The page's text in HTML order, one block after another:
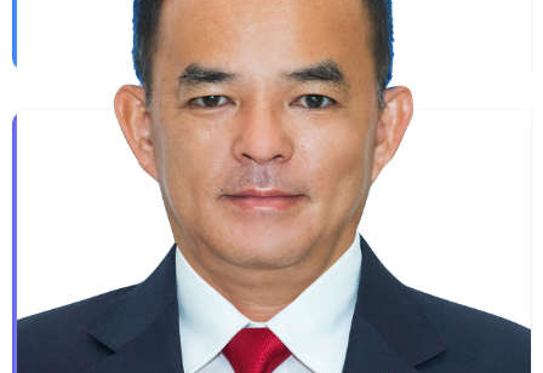
Chức vụ:
Chánh Văn phòng Đoàn ĐBQH và HĐND
TPHCM